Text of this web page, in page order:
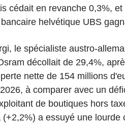
cédait en revanche 0,3%,
helvétique UBS
le spécialiste austro-
décollait de 29,4%,
nette de 154 millions
à comparer avec un
de boutiques hors
(+2,2%) a essuyé une lourde